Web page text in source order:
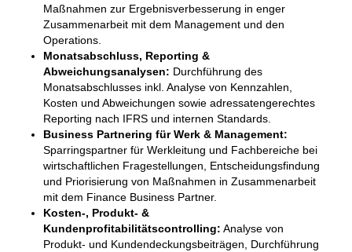
Maßnahmen zur Ergebnisverbesserung in enger
Zusammenarbeit mit dem Management und den
Operations.
Monatsabschluss, Reporting &
Abweichungsanalysen: Durchführung des
Monatsabschlusses inkl. Analyse von Kennzahlen,
Kosten und Abweichungen sowie adressatengerechtes
Reporting nach IFRS und internen Standards.
Business Partnering für Werk & Management:
Sparringspartner für Werkleitung und Fachbereiche bei
wirtschaftlichen Fragestellungen, Entscheidungsfindung
und Priorisierung von Maßnahmen in Zusammenarbeit
mit dem Finance Business Partner.
Kosten‑, Produkt‑ &
Kundenprofitabilitätscontrolling: Analyse von
Produkt‑ und Kundendeckungsbeiträgen, Durchführung